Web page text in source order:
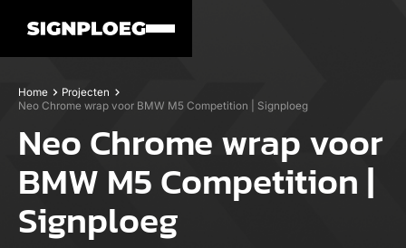
Home
Projecten
Neo Chrome wrap voor BMW M5 Competition | Signploeg
Neo Chrome wrap voor
BMW M5 Competition |
Signploeg